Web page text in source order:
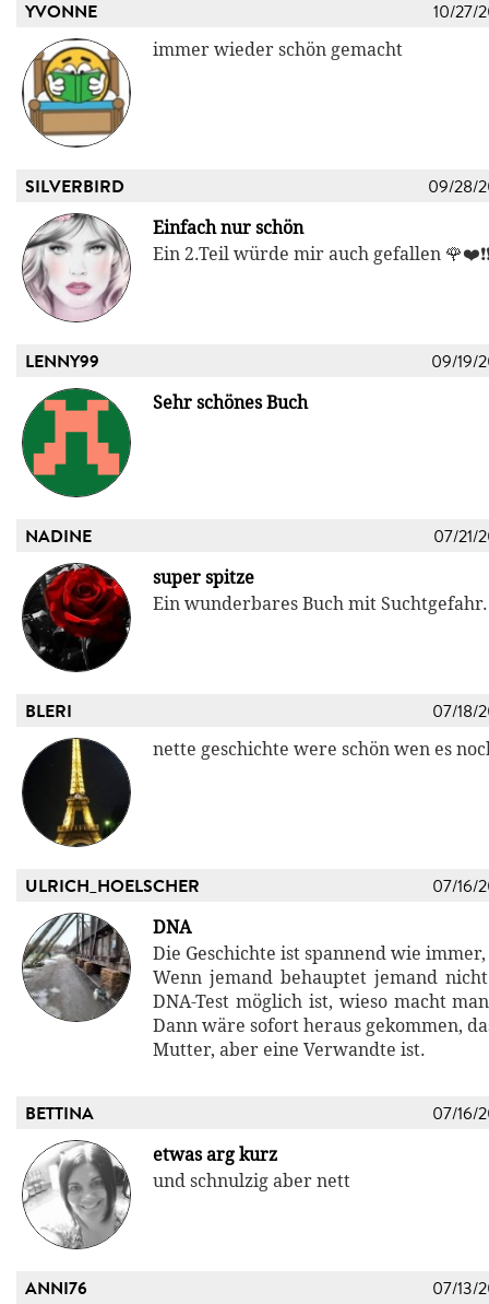
YVONNE 10/27/
immer wieder schön gemacht
SILVERBIRD 09/28/
Einfach nur schön
Ein 2.Teil würde mir auch gefallen
LENNY99 09/19/
Sehr schönes Buch
NADINE 07/21/
super spitze
Ein wunderbares Buch mit
BLERI 07/18/
nette geschichte were schön wen es
ULRICH_HOELSCHER 07/16/
DNA
Die Geschichte ist spannend wie
Wenn jemand behauptet jemand
DNA-Test möglich ist, wieso macht
Dann wäre sofort heraus gekommen,
Mutter, aber eine Verwandte ist.
BETTINA 07/16/
etwas arg kurz
und schnulzig aber nett
ANNI76 07/13/